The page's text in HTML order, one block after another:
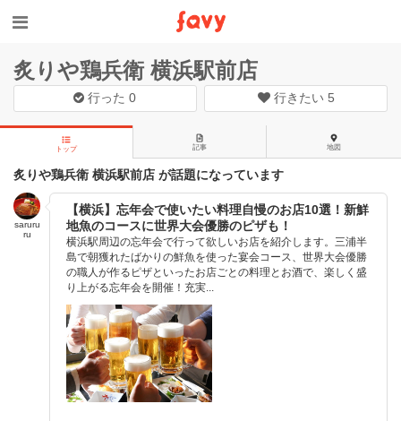
炙りや鶏兵衛 横浜駅前店
行った0 行きたい 5
トップ 記事 地図
炙りや鶏兵衛 横浜駅前店 が話題になっています
saruru
ru
【横浜】忘年会で使いたい料理自慢のお店10選！新鮮
地魚のコースに世界大会優勝のピザも！
横浜駅周辺の忘年会で行って欲しいお店を紹介します。三浦半
島で朝獲れたばかりの鮮魚を使った宴会コース、世界大会優勝
の職人が作るピザといったお店ごとの料理とお酒で、楽しく盛
り上がる忘年会を開催！充実...